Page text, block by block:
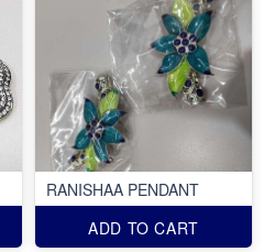
RANISHAA PENDANT
ADD TO CART